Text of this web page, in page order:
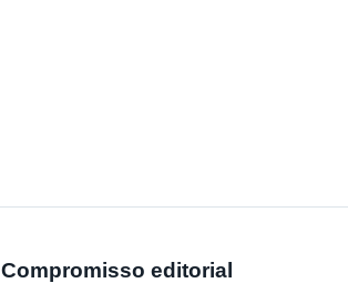
Compromisso editorial